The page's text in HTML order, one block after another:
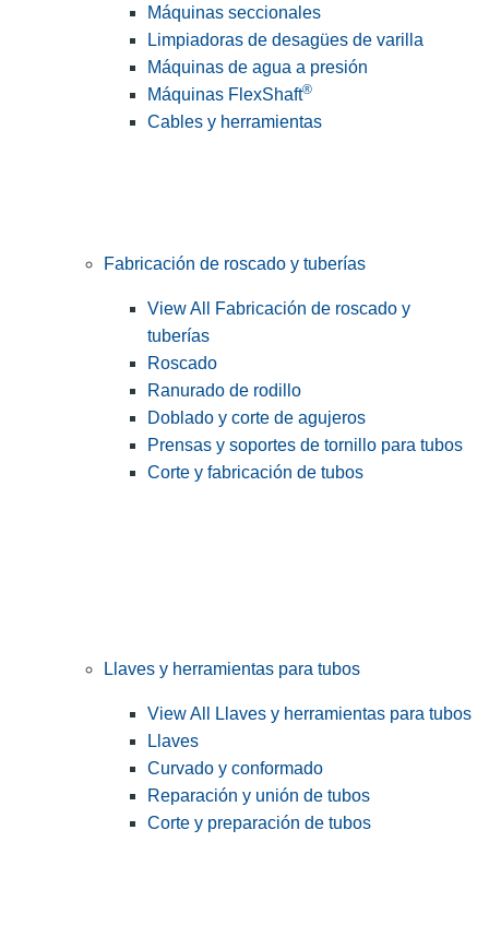
Máquinas seccionales
Limpiadoras de desagües de varilla
Máquinas de agua a presión
Máquinas FlexShaft®
Cables y herramientas
Fabricación de roscado y tuberías
View All Fabricación de roscado y
tuberías
Roscado
Ranurado de rodillo
Doblado y corte de agujeros
Prensas y soportes de tornillo para tubos
Corte y fabricación de tubos
Llaves y herramientas para tubos
View All Llaves y herramientas para tubos
Llaves
Curvado y conformado
Reparación y unión de tubos
Corte y preparación de tubos